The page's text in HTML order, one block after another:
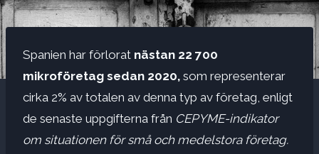
Spanien har förlorat nästan 22 700
mikroföretag sedan 2020, som representerar
cirka 2% av totalen av denna typ av företag, enligt
de senaste uppgifterna från CEPYME-indikator
om situationen för små och medelstora företag.